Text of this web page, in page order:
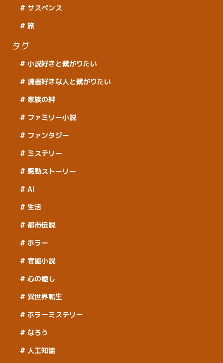
サスペンス
旅
タグ
小説好きと繋がりたい
読書好きな人と繋がりたい
家族の絆
ファミリー小説
ファンタジー
ミステリー
感動ストーリー
AI
生活
都市伝説
ホラー
官能小説
心の癒し
異世界転生
ホラーミステリー
なろう
人工知能